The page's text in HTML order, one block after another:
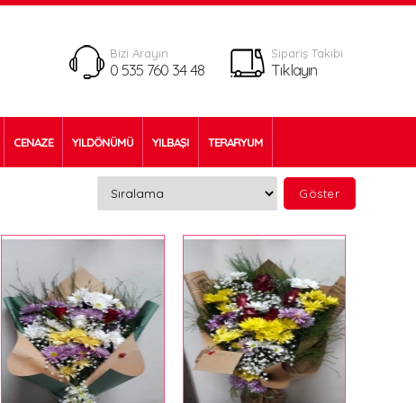
Bizi Arayın
0 535 760 34 48
Sipariş Takibi
Tıklayın
CENAZE YILDÖNÜMÜ YILBAŞI TERARYUM